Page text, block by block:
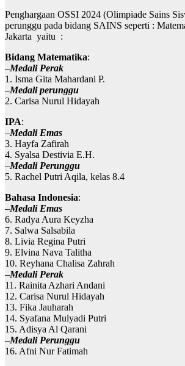
Penghargaan OSSI 2024 (Olimpiade Sains
perunggu pada bidang SAINS seperti :
Jakarta yaitu :
Bidang Matematika:
–Medali Perak
1. Isma Gita Mahardani P.
–Medali perunggu
2. Carisa Nurul Hidayah
IPA:
–Medali Emas
3. Hayfa Zafirah
4. Syalsa Destivia E.H.
–Medali Perunggu
5. Rachel Putri Aqila, kelas 8.4
Bahasa Indonesia:
–Medali Emas
6. Radya Aura Keyzha
7. Salwa Salsabila
8. Livia Regina Putri
9. Elvina Nava Talitha
10. Reyhana Chalisa Zahrah
–Medali Perak
11. Rainita Azhari Andani
12. Carisa Nurul Hidayah
13. Fika Jauharah
14. Syafana Mulyadi Putri
15. Adisya Al Qarani
–Medali Perunggu
16. Afni Nur Fatimah